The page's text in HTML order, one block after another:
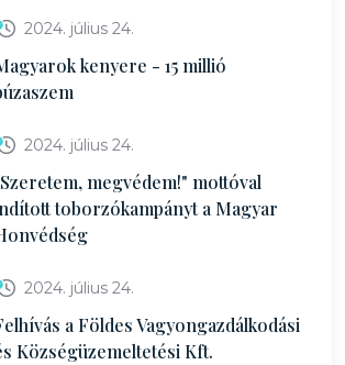
2024. július 24.
kenyere - 15 millió
2024. július 24.
megvédem!" mottóval
toborzókampányt a Magyar
2024. július 24.
a Földes Vagyongazdálkodási
Községüzemeltetési Kft.